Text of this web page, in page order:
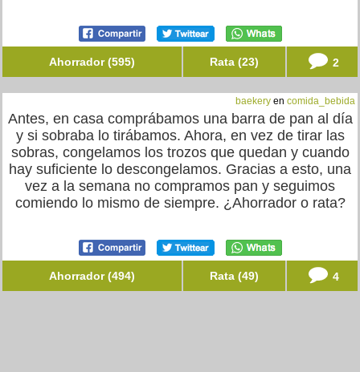
Ahorrador (595) Rata (23) 2
baekery en comida_bebida
Antes, en casa comprábamos una barra de pan al día
y si sobraba lo tirábamos. Ahora, en vez de tirar las
sobras, congelamos los trozos que quedan y cuando
hay suficiente lo descongelamos. Gracias a esto, una
vez a la semana no compramos pan y seguimos
comiendo lo mismo de siempre. ¿Ahorrador o rata?
Ahorrador (494) Rata (49) 4